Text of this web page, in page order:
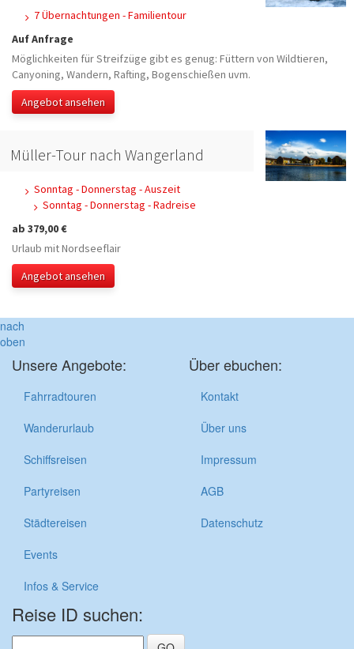
7 Übernachtungen - Familientour
Auf Anfrage
Möglichkeiten für Streifzüge gibt es genug: Füttern von Wildtieren,
Canyoning, Wandern, Rafting, Bogenschießen uvm.
Angebot ansehen
Müller-Tour nach Wangerland
Sonntag - Donnerstag - Auszeit
Sonntag - Donnerstag - Radreise
ab 379,00 €
Urlaub mit Nordseeflair
Angebot ansehen
nach
oben
Unsere Angebote:
Fahrradtouren
Wanderurlaub
Schiffsreisen
Partyreisen
Städtereisen
Events
Infos & Service
Über ebuchen:
Kontakt
Über uns
Impressum
AGB
Datenschutz
Reise ID suchen: